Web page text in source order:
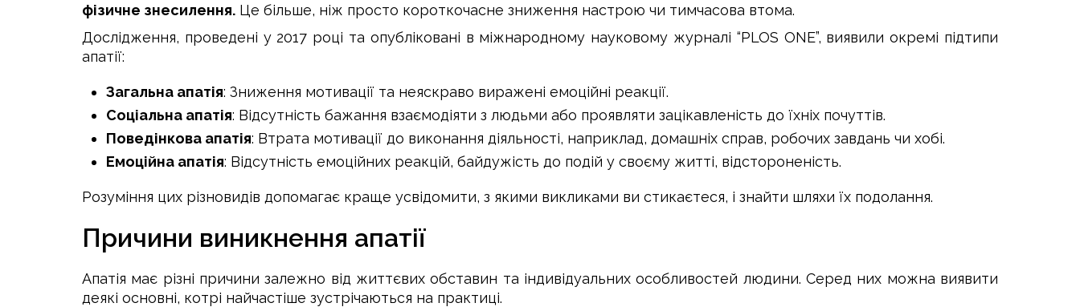
фізичне знесилення. Це більше, ніж просто короткочасне зниження настрою чи тимчасова втома.
Дослідження, проведені у 2017 році та опубліковані в міжнародному науковому журналі “PLOS ONE”, виявили окремі підтипи
апатії:
Загальна апатія: Зниження мотивації та неяскраво виражені емоційні реакції.
Соціальна апатія: Відсутність бажання взаємодіяти з людьми або проявляти зацікавленість до їхніх почуттів.
Поведінкова апатія: Втрата мотивації до виконання діяльності, наприклад, домашніх справ, робочих завдань чи хобі.
Емоційна апатія: Відсутність емоційних реакцій, байдужість до подій у своєму житті, відстороненість.
Розуміння цих різновидів допомагає краще усвідомити, з якими викликами ви стикаєтеся, і знайти шляхи їх подолання.
Причини виникнення апатії
Апатія має різні причини залежно від життєвих обставин та індивідуальних особливостей людини. Серед них можна виявити
деякі основні, котрі найчастіше зустрічаються на практиці.